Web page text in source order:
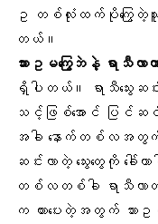
ဥ တစ်လုံးထက်ပိုကြွေတဲ့
တယ်။
သားဥမကြွေဘဲနဲ့ ရာသီလာတ
ရှိပါတယ်။
ရာသီသွေးဆ
သင့်ဖြစ်အောင် ပြင်ဆ
အခါ နောက်တစ်လအတွက်
ဆင်းလာတဲ့ သွေးတွေကို ခေါ်တ
တစ်လတစ်ခါ ရာသီလာတ
က တားပေးတဲ့အတွက် သား